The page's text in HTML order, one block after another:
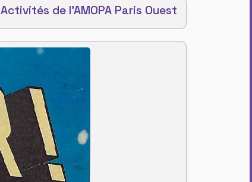
Activités de l'AMOPA Paris Ouest